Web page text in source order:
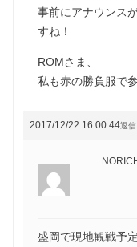
事前にアナウンス
すね！
ROMさま、
私も赤の勝負服で
2017/12/22 16:00:44返信
盛岡で現地観戦予